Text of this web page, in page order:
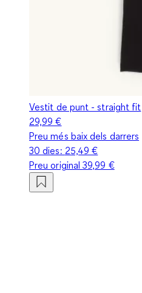
Vestit de punt - straight fit
29,99 €
Preu més baix dels darrers
30 dies: 25,49 €
Preu original39,99 €